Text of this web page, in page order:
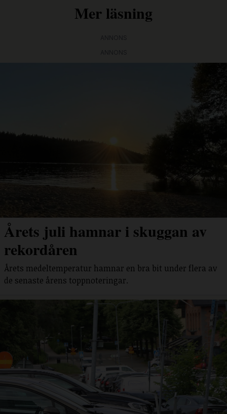
Mer läsning
Årets juli hamnar i skuggan av
rekordåren
Årets medeltemperatur hamnar en bra bit under flera av
de senaste årens toppnoteringar.